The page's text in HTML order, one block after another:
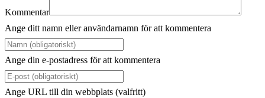
Kommentar
Ange ditt namn eller användarnamn för att kommentera
Ange din e-postadress för att kommentera
Ange URL till din webbplats (valfritt)